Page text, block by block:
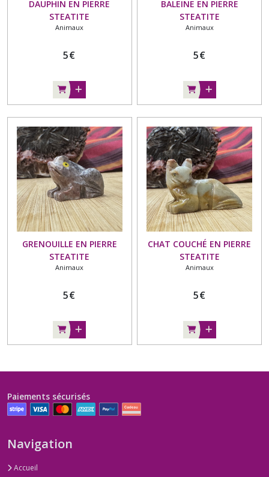
DAUPHIN EN PIERRE
STEATITE
Animaux
5€
BALEINE EN PIERRE
STEATITE
Animaux
5€
GRENOUILLE EN PIERRE
STEATITE
Animaux
5€
CHAT COUCHÉ EN PIERRE
STEATITE
Animaux
5€
Paiements sécurisés
Navigation
Accueil